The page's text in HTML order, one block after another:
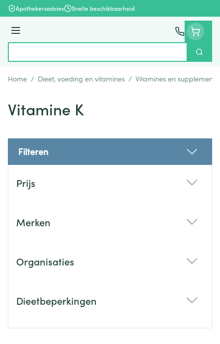
Ga naar de inhoud
Apothekersadvies Snelle beschikbaarheid
Menu
Zoek
Home / Dieet, voeding en vitamines / Vitamines en
Vitamine K
Filteren
Prijs
Merken
Organisaties
Dieetbeperkingen